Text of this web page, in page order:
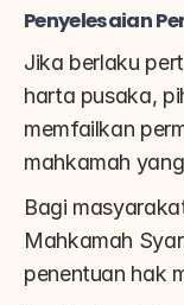
Penyelesaian
Jika berlaku
harta pusaka,
memfailkan
mahkamah
Bagi
Mahkamah
penentuan hak